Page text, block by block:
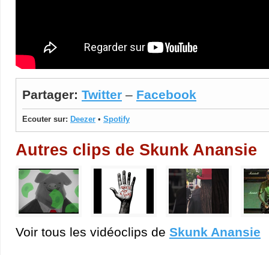
Partager: Twitter – Facebook
Ecouter sur: Deezer • Spotify
Autres clips de Skunk Anansie
Voir tous les vidéoclips de Skunk Anansie